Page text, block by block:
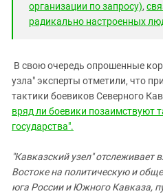
организации по запросу),
радикально настроенных
В свою очередь опрошенные
узла" эксперты отметили, что
тактики боевиков Северного
вряд ли боевики позаимствуют
государства".
"Кавказский узел"
Востоке на политическую и
юга России и Южного Кавказа,